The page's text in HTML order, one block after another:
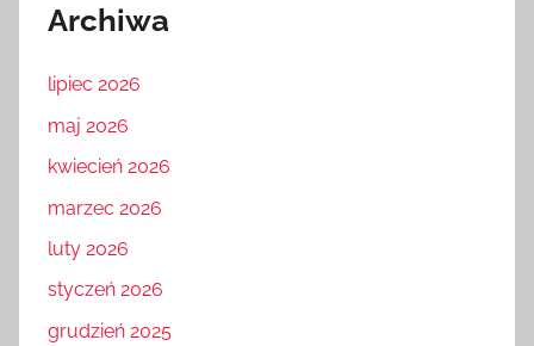
Archiwa
lipiec 2026
maj 2026
kwiecień 2026
marzec 2026
luty 2026
styczeń 2026
grudzień 2025